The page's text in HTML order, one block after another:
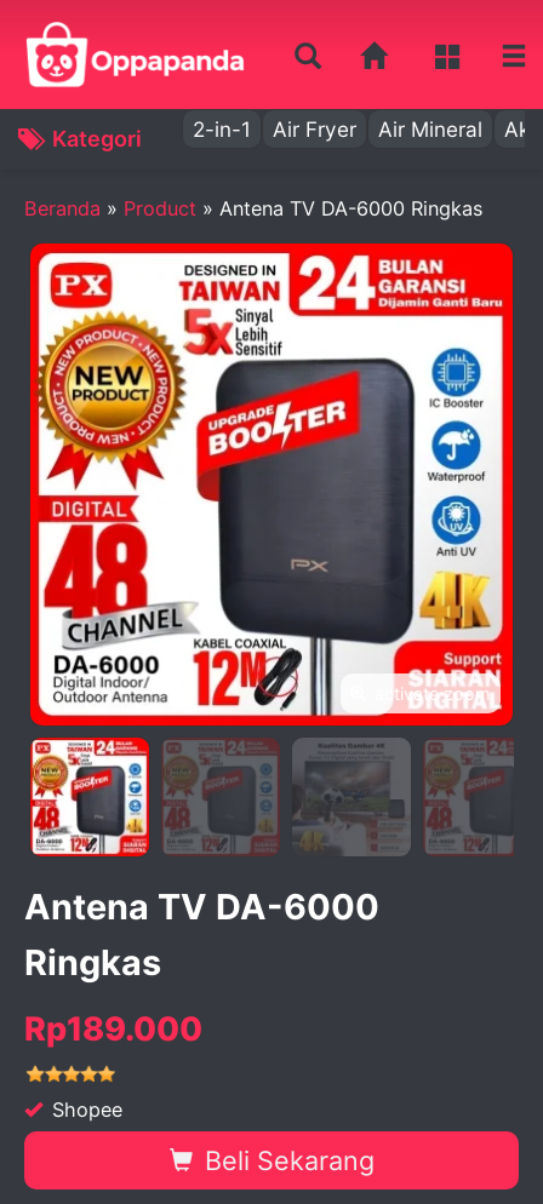
Kategori 2-in-1 Air Fryer Air Mineral Aki
Beranda » Product » Antena TV DA-6000 Ringkas
activate zoom
Antena TV DA-6000
Ringkas
Rp189.000
Shopee
Beli Sekarang